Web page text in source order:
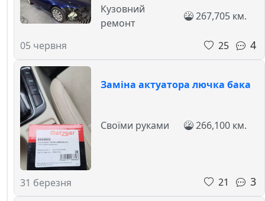
05 червня
Кузовний
ремонт
267,705 км.
25 4
Заміна актуатора лючка бака
31 березня
Своїми руками 266,100 км.
21 3